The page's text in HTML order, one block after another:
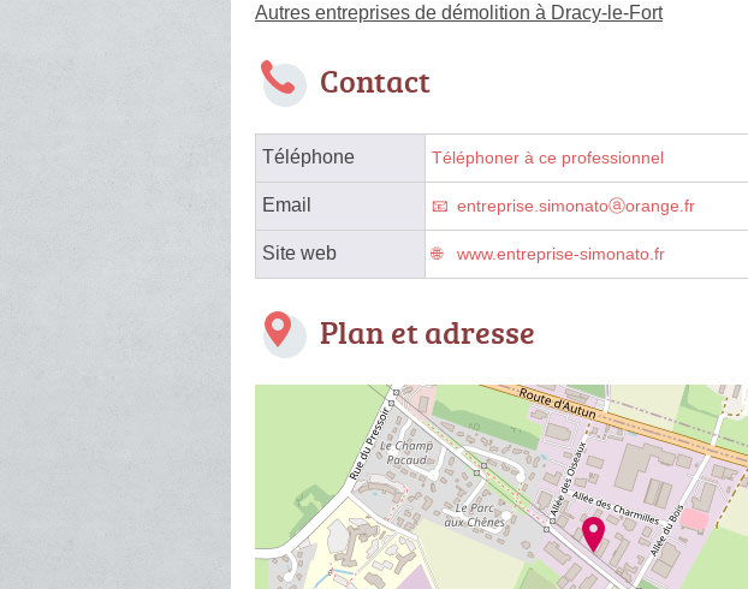
Autres entreprises de démolition à Dracy-le-Fort
Contact
Téléphone Téléphoner à ce professionnel
Email entreprise.simonatoⓐorange.fr
Site web www.entreprise-simonato.fr
Plan et adresse